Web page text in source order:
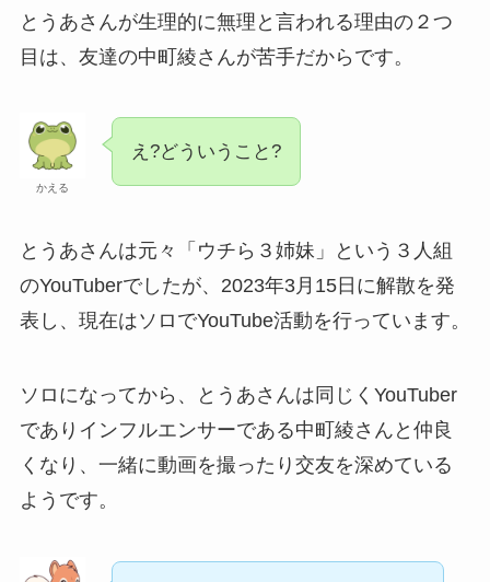
とうあさんが生理的に無理と言われる理由の２つ
目は、友達の中町綾さんが苦手だからです。
かえる
え?どういうこと?
とうあさんは元々「ウチら３姉妹」という３人組
のYouTuberでしたが、2023年3月15日に解散を発
表し、現在はソロでYouTube活動を行っています。
ソロになってから、とうあさんは同じくYouTuber
でありインフルエンサーである中町綾さんと仲良
くなり、一緒に動画を撮ったり交友を深めている
ようです。